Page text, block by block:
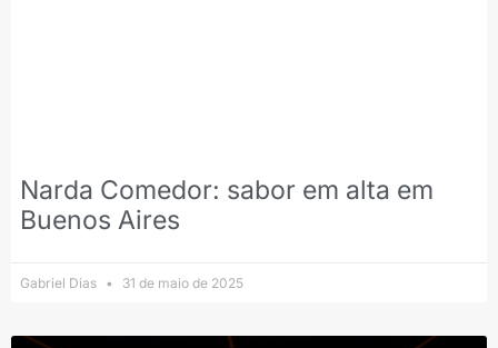
Narda Comedor: sabor em alta em
Buenos Aires
Gabriel Dias 31 de maio de 2025